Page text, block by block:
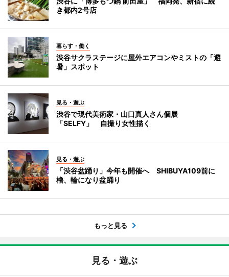
き都内2号店
暮らす・働く
渋谷サクラステージに屋外エアコンやミストの「避
暑」スポット
見る・遊ぶ
渋谷で現代美術家・山口真人さん個展
「SELFY」 自撮り女性描く
見る・遊ぶ
「渋谷盆踊り」今年も開催へ SHIBUYA109前に
櫓、輪になり盆踊り
もっと見る
見る・遊ぶ